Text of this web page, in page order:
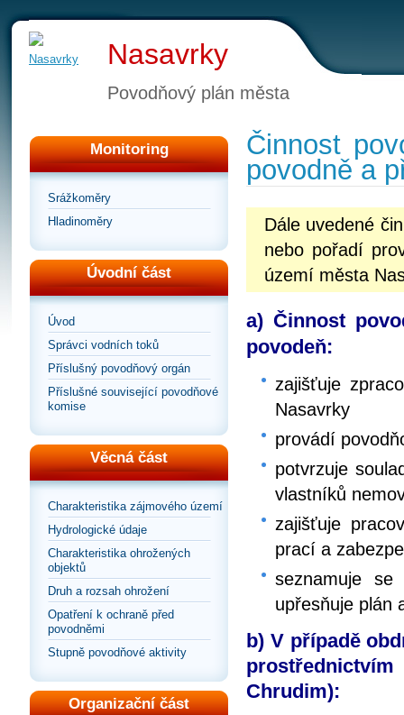
Nasavrky
Povodňový plán města
Monitoring
Srážkoměry
Hladinoměry
Úvodní část
Úvod
Správci vodních toků
Příslušný povodňový orgán
Příslušné související povodňové
komise
Věcná část
Charakteristika zájmového území
Hydrologické údaje
Charakteristika ohrožených
objektů
Druh a rozsah ohrožení
Opatření k ochraně před
povodněmi
Stupně povodňové aktivity
Organizační část
Činnost
povodně a
Dále uvedené
nebo pořadí
území města
a) Činnost
povodeň:
zajišťuje
Nasavrky
provádí
potvrzuje
vlastníků
zajišťuje
prací a
seznamuje
upřesňuje plán
b) V případě
Chrudim):